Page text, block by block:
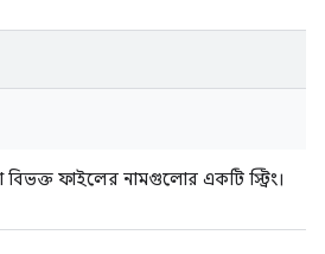
বিভক্ত ফাইলের নামগুলোর একটি স্ট্রিং।